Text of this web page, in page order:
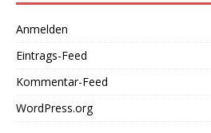
Anmelden
Eintrags-Feed
Kommentar-Feed
WordPress.org